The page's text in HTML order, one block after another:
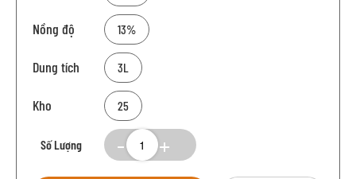
Nồng độ 13%
Dung tích 3L
Kho 25
Số Lượng